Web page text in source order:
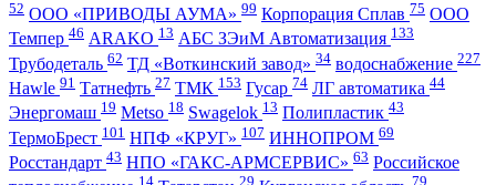
52 ООО «ПРИВОДЫ АУМА» 99 Корпорация Сплав 75 ООО
Темпер 46 ARAKO 13 АБС ЗЭиМ Автоматизация 133
Трубодеталь 62 ТД «Воткинский завод» 34 водоснабжение 227
Hawle 91 Татнефть 27 ТМК 153 Гусар 74 ЛГ автоматика 44
Энергомаш 19 Metso 18 Swagelok 13 Полипластик 43
ТермоБрест 101 НПФ «КРУГ» 107 ИННОПРОМ 69
Росстандарт 43 НПО «ГАКС-АРМСЕРВИС» 63 Российское
14 29 79